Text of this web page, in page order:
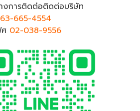
งการติดต่อติดต่อบริษัท
665-4554
02-038-9556